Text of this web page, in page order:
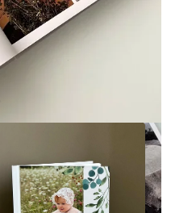
• Декор в стиле
акварельных красок
• Выбор цвета фона
• Загрузка фото и текста